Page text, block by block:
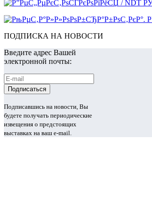
ПОДПИСКА НА НОВОСТИ
Введите адрес Вашей
электронной почты:
Подписавшись на новости, Вы
будете получать периодические
извещения о предстоящих
выставках на ваш e-mail.